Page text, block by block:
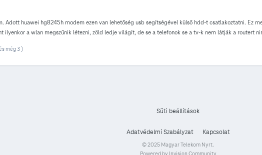
Adott huawei hg8245h modem ezen van lehetőség usb segítségével külső hdd-t csatlakoztatni. Ez
ilyenkor a wlan megszűnik létezni, zöld ledje világít, de se a telefonok se a tv-k nem látják a routert
hálózat megjelenik és csatlakoznak rá a készülékek (tv, telefon). Mi okozhatja ezt a problémát
még 3 )
Süti beállítások
Adatvédelmi Szabályzat Kapcsolat
© 2025 Magyar Telekom Nyrt.
Powered by Invision Community